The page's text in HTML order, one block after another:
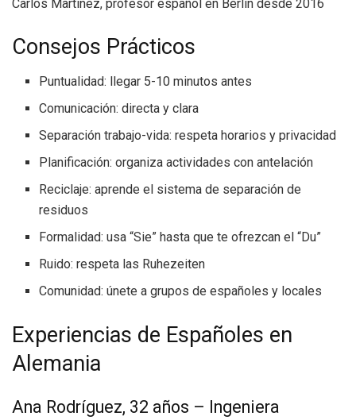
Carlos Martínez, profesor español en Berlín desde 2016
Consejos Prácticos
Puntualidad: llegar 5-10 minutos antes
Comunicación: directa y clara
Separación trabajo-vida: respeta horarios y privacidad
Planificación: organiza actividades con antelación
Reciclaje: aprende el sistema de separación de
residuos
Formalidad: usa “Sie” hasta que te ofrezcan el “Du”
Ruido: respeta las Ruhezeiten
Comunidad: únete a grupos de españoles y locales
Experiencias de Españoles en
Alemania
Ana Rodríguez, 32 años – Ingeniera